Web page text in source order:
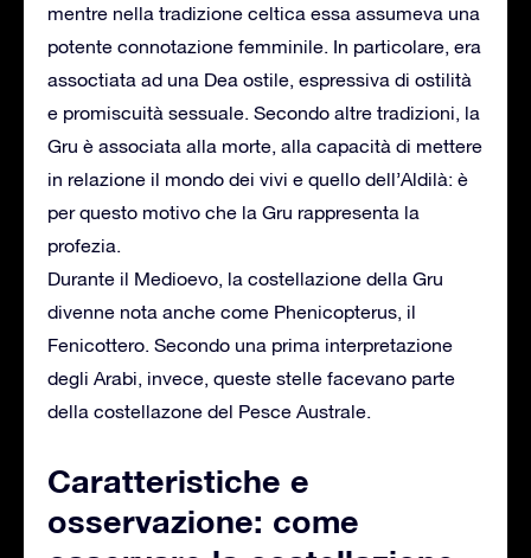
mentre nella tradizione celtica essa assumeva una
potente connotazione femminile. In particolare, era
assoctiata ad una Dea ostile, espressiva di ostilità
e promiscuità sessuale. Secondo altre tradizioni, la
Gru è associata alla morte, alla capacità di mettere
in relazione il mondo dei vivi e quello dell’Aldilà: è
per questo motivo che la Gru rappresenta la
profezia.
Durante il Medioevo, la costellazione della Gru
divenne nota anche come Phenicopterus, il
Fenicottero. Secondo una prima interpretazione
degli Arabi, invece, queste stelle facevano parte
della costellazone del Pesce Australe.
Caratteristiche e
osservazione: come